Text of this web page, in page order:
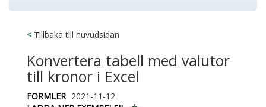
< Tillbaka till huvudsidan
Konvertera tabell med valutor
till kronor i Excel
FORMLER 2021-11-12